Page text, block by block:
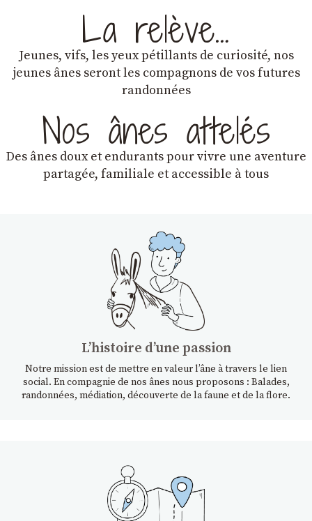
La relève…
Jeunes, vifs, les yeux pétillants de curiosité, nos
jeunes ânes seront les compagnons de vos futures
randonnées
Nos ânes attelés
Des ânes doux et endurantspour vivre une aventure
partagée, familiale et accessible à tous
Lʼhistoire dʼune passion
Notre mission est de mettre en valeur l’âne à travers le lien
social. En compagnie de nos ânes nous proposons : Balades,
randonnées, médiation, découverte de la faune et de la flore.